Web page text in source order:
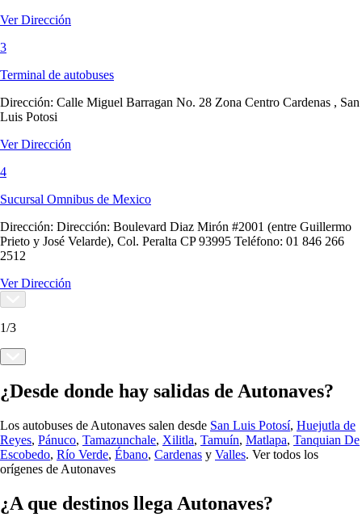
Ver Dirección
3
Terminal de autobuses
Dirección: Calle Miguel Barragan No. 28 Zona Centro Cardenas , San
Luis Potosi
Ver Dirección
4
Sucursal Omnibus de Mexico
Dirección: Dirección: Boulevard Diaz Mirón #2001 (entre Guillermo
Prieto y José Velarde), Col. Peralta CP 93995 Teléfono: 01 846 266
2512
Ver Dirección
1/3
¿Desde donde hay salidas de Autonaves?
Los autobuses de Autonaves salen desde San Luis Potosí, Huejutla de
Reyes, Pánuco, Tamazunchale, Xilitla, Tamuín, Matlapa, Tanquian De
Escobedo, Río Verde, Ébano, Cardenas y Valles. Ver todos los
orígenes de Autonaves
¿A que destinos llega Autonaves?